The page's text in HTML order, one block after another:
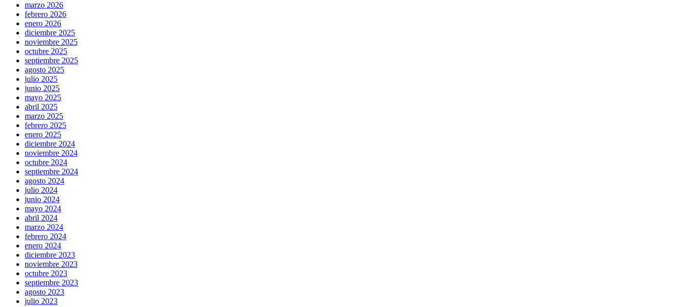
marzo 2026
febrero 2026
enero 2026
diciembre 2025
noviembre 2025
octubre 2025
septiembre 2025
agosto 2025
julio 2025
junio 2025
mayo 2025
abril 2025
marzo 2025
febrero 2025
enero 2025
diciembre 2024
noviembre 2024
octubre 2024
septiembre 2024
agosto 2024
julio 2024
junio 2024
mayo 2024
abril 2024
marzo 2024
febrero 2024
enero 2024
diciembre 2023
noviembre 2023
octubre 2023
septiembre 2023
agosto 2023
julio 2023